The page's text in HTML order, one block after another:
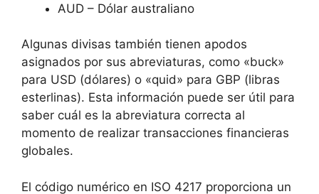
AUD – Dólar australiano
Algunas divisas también tienen apodos
asignados por sus abreviaturas, como «buck»
para USD (dólares) o «quid» para GBP (libras
esterlinas). Esta información puede ser útil para
saber cuál es la abreviatura correcta al
momento de realizar transacciones financieras
globales.
El código numérico en ISO 4217 proporciona un